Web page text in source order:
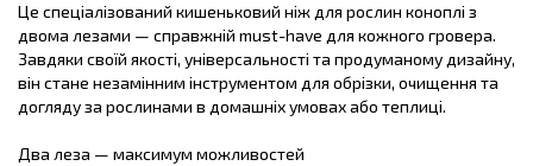
Це спеціалізований кишеньковий ніж для рослин коноплі з
двома лезами — справжній must-have для кожного гровера.
Завдяки своїй якості, універсальності та продуманому дизайну,
він стане незамінним інструментом для обрізки, очищення та
догляду за рослинами в домашніх умовах або теплиці.
Два леза — максимум можливостей